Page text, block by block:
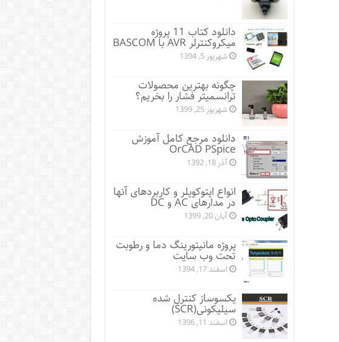
دانلود کتاب 11 پروژه
میکروکنترلر AVR با BASCOM
شهریور 5, 1394
چگونه بهترین محصولات
ترانسمیتر فشار را بخریم؟
شهریور 25, 1399
دانلود مرجع کامل آموزش
OrCAD PSpice
آذر 18, 1392
انواع اپتوکوپلر و کاربردهای آنها
در مدارهای AC و DC
آبان 20, 1399
پروژه مانيتورينگ دما و رطوبت
تحت وب سایت
اسفند 17, 1394
یکسوساز کنترل شده
سیلیکونی(SCR)
اسفند 11, 1396